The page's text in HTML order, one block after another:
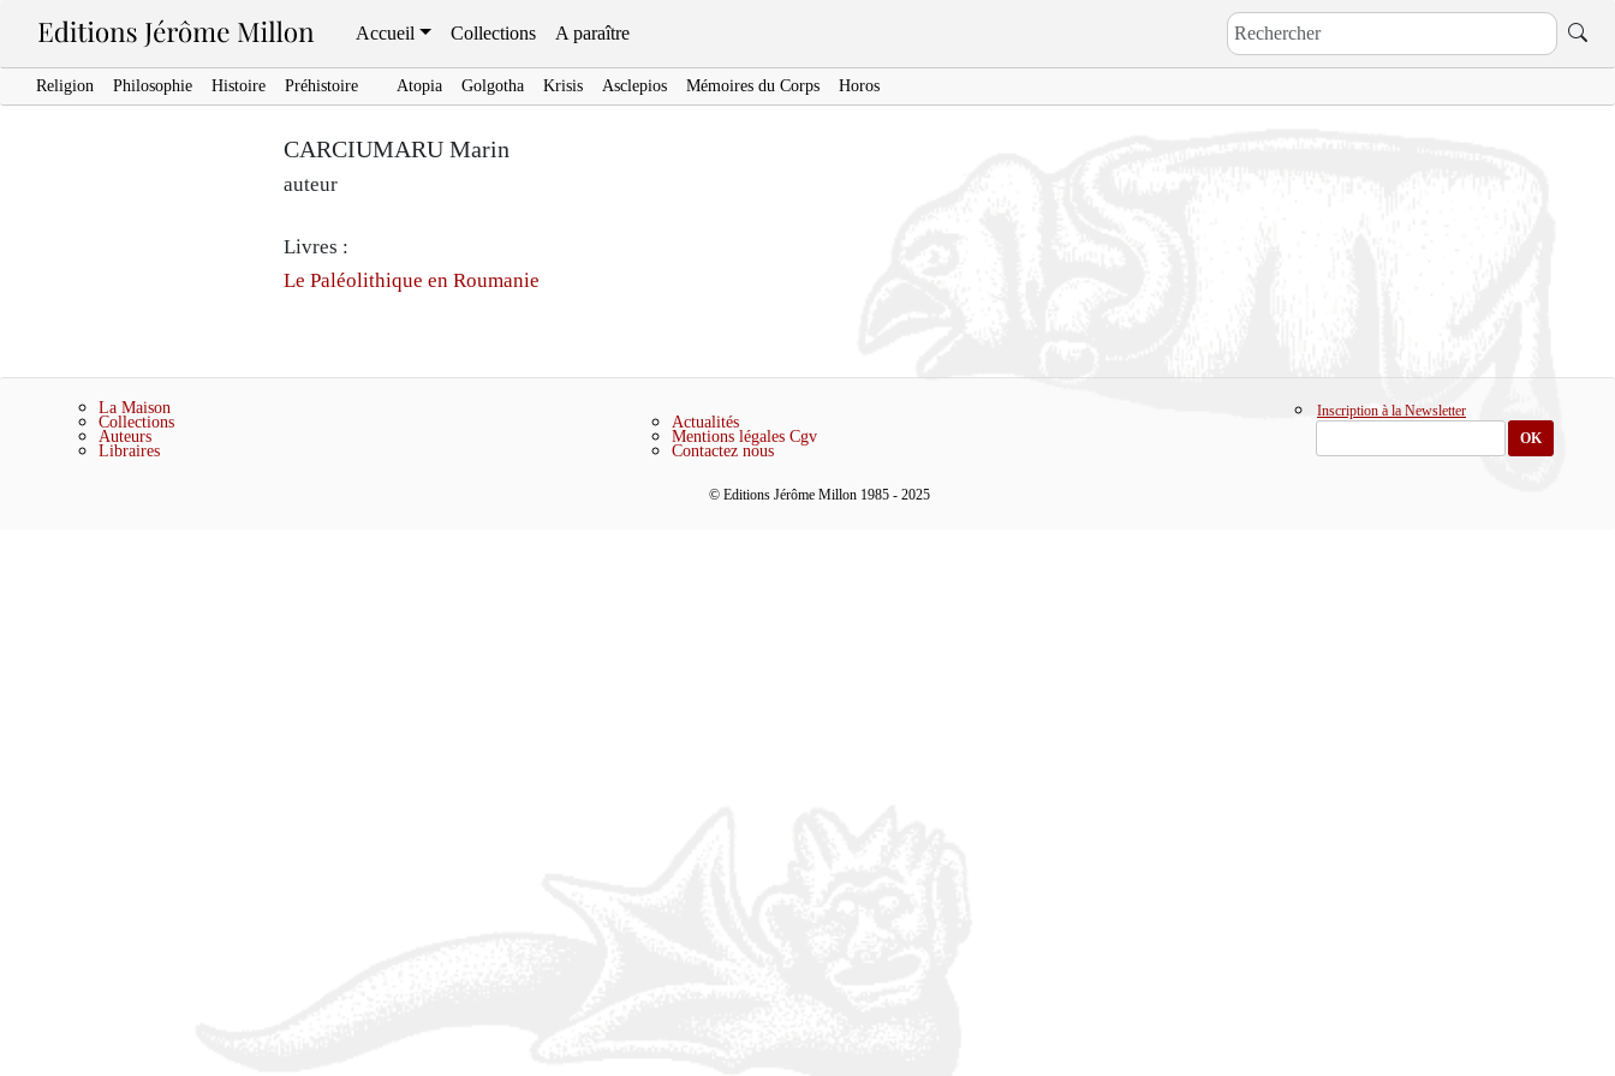
Accueil Collections A paraître
Religion Philosophie Histoire Préhistoire Atopia Golgotha Krisis Asclepios Mémoires du Corps Horos
CARCIUMARU Marin
auteur
Livres :
Le Paléolithique en Roumanie
La Maison
Collections
Auteurs
Libraires
Actualités
Mentions légales Cgv
Contactez nous
Inscription à la Newsletter
OK
© Editions Jérôme Millon 1985 - 2025